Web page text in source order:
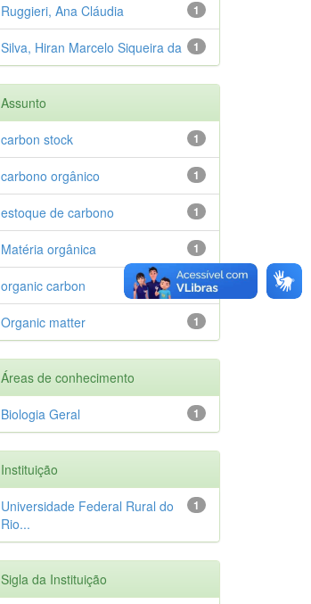
1
Ruggieri, Ana Cláudia
1
Silva, Hiran Marcelo Siqueira da
Assunto
1
carbon stock
1
carbono orgânico
1
estoque de carbono
1
Matéria orgânica
1
organic carbon
1
Organic matter
Áreas de conhecimento
1
Biologia Geral
Instituição
1
Universidade Federal Rural do
Rio...
Sigla da Instituição